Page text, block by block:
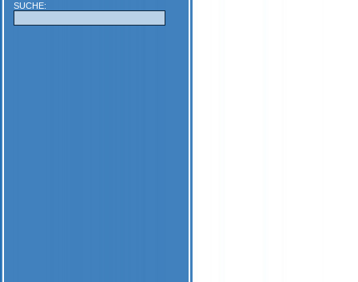
SUCHE: